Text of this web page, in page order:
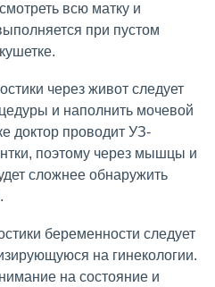
всю матку и
при пустом
через живот следует
и наполнить мочевой
доктор проводит УЗ-
поэтому через мышцы и
сложнее обнаружить
беременности следует
на гинекологии.
на состояние и